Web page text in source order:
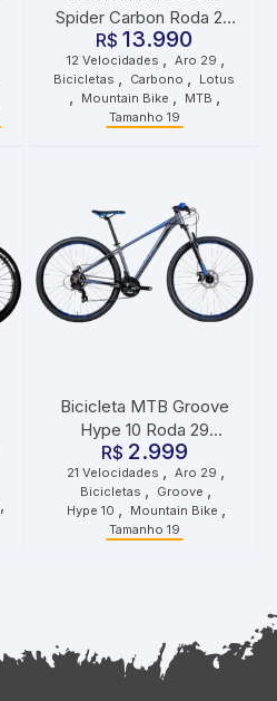
Spider Carbon Roda 29
Tamanho 19 12
Velocidades Vermelho
Preto
R$ 13.990
12 Velocidades Aro 29
Bicicletas Carbono Lotus
Mountain Bike MTB
Tamanho 19
Bicicleta MTB Groove
Hype 10 Roda 29
Tamanho 19 21
Velocidades Grafite Azul
Preto
R$ 2.999
21 Velocidades , Aro 29 ,
Bicicletas , Groove ,
Hype 10 , Mountain Bike ,
Tamanho 19